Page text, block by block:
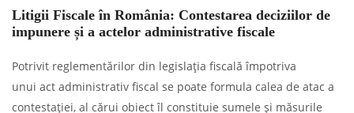
Litigii Fiscale în România: Contestarea deciziilor de
impunere și a actelor administrative fiscale
Potrivit reglementărilor din legislația fiscală împotriva
unui act administrativ fiscal se poate formula calea de atac a
contestaţiei, al cărui obiect îl constituie sumele şi măsurile